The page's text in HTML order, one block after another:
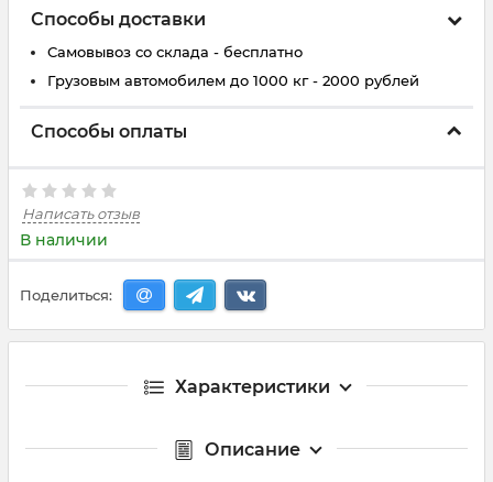
Способы доставки
Самовывоз со склада - бесплатно
Грузовым автомобилем до 1000 кг - 2000 рублей
Способы оплаты
Написать отзыв
В наличии
Поделиться:
Характеристики
Описание